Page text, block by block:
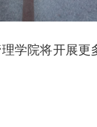
学院将开展更